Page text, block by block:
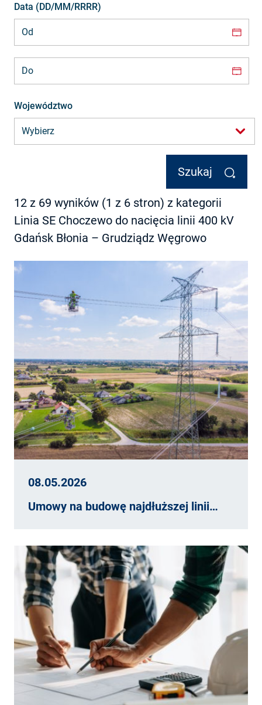
Data (DD/MM/RRRR)
Województwo
Szukaj
12 z 69 wyników (1 z 6 stron) z kategorii
Linia SE Choczewo do nacięcia linii 400 kV
Gdańsk Błonia – Grudziądz Węgrowo
08.05.2026
Umowy na budowę najdłuższej linii…